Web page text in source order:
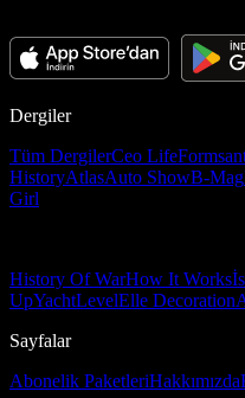
Dergiler
Tüm DergilerCeo Life
HistoryAtlasAuto ShowB-Mag
Girl
History Of WarHow It Works
UpYachtLevelElle Decoration
Sayfalar
Abonelik PaketleriHakkımızda